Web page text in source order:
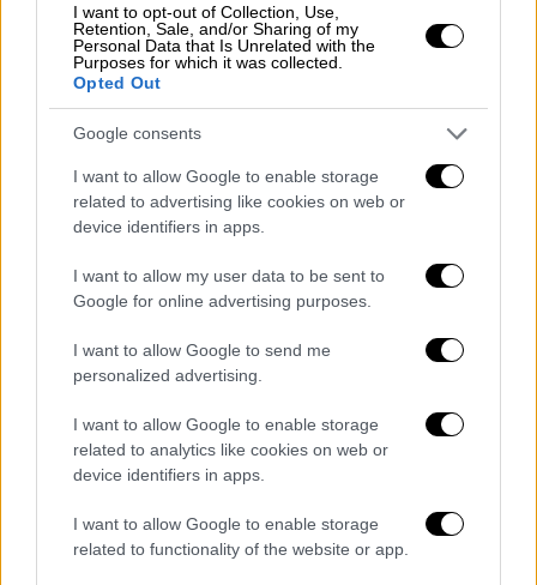
I want to opt-out of Collection, Use,
Retention, Sale, and/or Sharing of my
Personal Data that Is Unrelated with the
Purposes for which it was collected.
Opted Out
Google consents
I want to allow Google to enable storage
related to advertising like cookies on web or
device identifiers in apps.
I want to allow my user data to be sent to
Google for online advertising purposes.
I want to allow Google to send me
personalized advertising.
I want to allow Google to enable storage
related to analytics like cookies on web or
device identifiers in apps.
I want to allow Google to enable storage
related to functionality of the website or app.
Ωστόσο, οι Γουόριορς πήραν την πρώτη νίκη
τους στη φετινή σεζόν, καθώς ο Στεφ Κάρι
ήταν απολαυστικός. Ο ηγέτης των
«πολεμιστών» έβαλε 41 πόντους με 7/10
τρίποντα και οδήγησε τους
φιλοξενούμενους στο διπλό, με τον Κρις
Πολ να προσθέτει ένα double - double με 10
πόντους και 12 ασίστ.
Στην αντίπερα όχθη, σε μεγάλα κέφια
βρέθηκε ο Ντε' Άαρον Φοξ, που σημείωσε 39
πόντους με 14/28 πορπσάθειες, με τον
Ντομάντας Σαμπόνις να τον ακολουθεί με
ένα επιβλητικό double - double: 19 πόντοι
και 18 ριμπάουντ. Επιπλέον, ο Λιθουανός
ψηλός είχε 7 ασίστ και 5 κλεψίματα σε 36'
στο παρκέ, αλλά δεν μπόρεσε να αλλάξει το
τελικό αποτέλεσμα.